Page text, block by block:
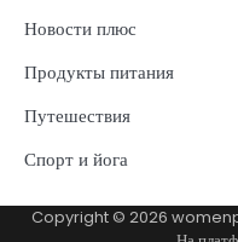
Новости плюс
Продукты питания
Путешествия
Спорт и йога
Copyright © 2026